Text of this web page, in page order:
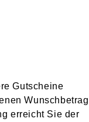
Gutscheine
Wunschbetrag
erreicht Sie der